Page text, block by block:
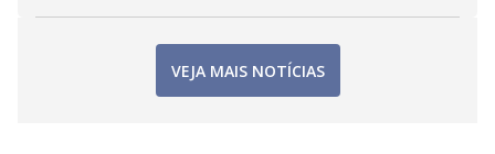
VEJA MAIS NOTÍCIAS